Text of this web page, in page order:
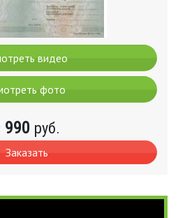
видео
фото
990 руб.
Заказать